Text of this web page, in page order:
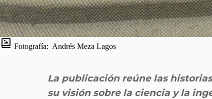
Fotografía: Andrés Meza Lagos
La publicación reúne las
su visión sobre la ciencia y la